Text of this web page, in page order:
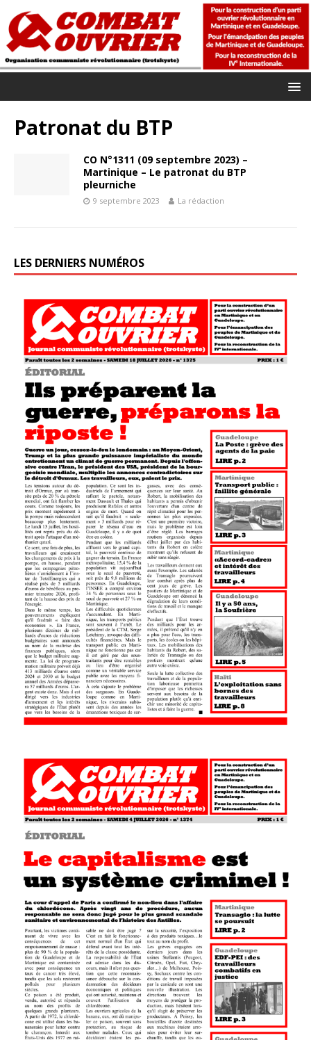
Patronat du BTP
CO N°1311 (09 septembre 2023) –
Martinique – Le patronat du BTP
pleurniche
9 septembre 2023 La rédaction
LES DERNIERS NUMÉROS